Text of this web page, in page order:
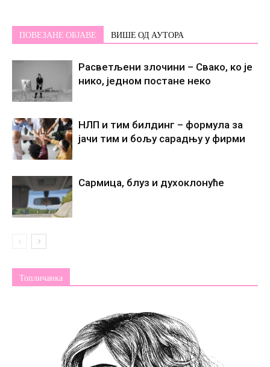
ПОВЕЗАНЕ ОБЈАВЕ ВИШЕ ОД АУТОРА
Расветљени злочини – Свако, ко је
нико, једном постане некo
НЛП и тим билдинг – формула за
јачи тим и бољу сарадњу у фирми
Сармица, блуз и духоклонуће
Топличанка